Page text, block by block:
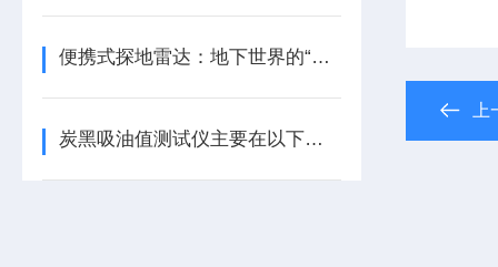
便携式探地雷达：地下世界的“透视眼”
炭黑吸油值测试仪主要在以下四个应用领域